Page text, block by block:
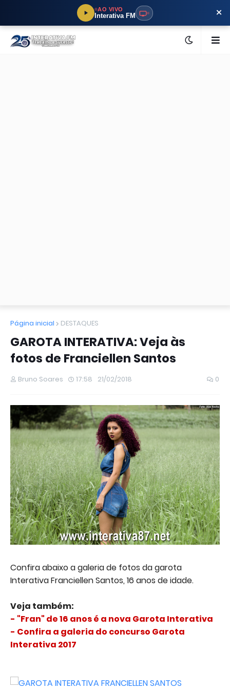
AO VIVO
Interativa FM ×
Página inicial DESTAQUES
GAROTA INTERATIVA: Veja às
fotos de Franciellen Santos
Bruno Soares 17:58 21/02/2018 0
Confira abaixo a galeria de fotos da garota
Interativa Franciellen Santos, 16 anos de idade.
Veja também:
- "Fran" de 16 anos é a nova Garota Interativa
- Confira a galeria do concurso Garota
Interativa 2017